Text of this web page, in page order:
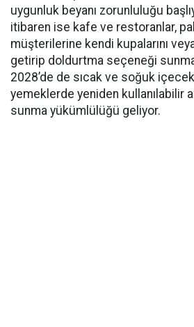
uygunluk beyanı zorunluluğu
itibaren ise kafe ve restoranlar,
müşterilerine kendi kupalarını
getirip doldurtma seçeneği
2028’de de sıcak ve soğuk
yemeklerde yeniden kullanılabilir
sunma yükümlülüğü geliyor.